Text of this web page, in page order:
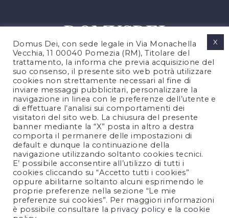
PRIVACY POLICY
COOKIES POLICY
NOTE LEGALI
CONTATTACI
FOLLOW US
Domus Dei, con sede legale in Via Monachella
Vecchia, 11 00040 Pomezia (RM), Titolare del
trattamento, la informa che previa acquisizione del
suo consenso, il presente sito web potrà utilizzare
cookies non strettamente necessari al fine di
inviare messaggi pubblicitari, personalizzare la
navigazione in linea con le preferenze dell’utente e
di effettuare l’analisi sui comportamenti dei
visitatori del sito web. La chiusura del presente
banner mediante la “X” posta in altro a destra
comporta il permanere delle impostazioni di
default e dunque la continuazione della
navigazione utilizzando soltanto cookies tecnici.
E’ possibile acconsentire all’utilizzo di tutti i
cookies cliccando su “Accetto tutti i cookies”
oppure abilitarne soltanto alcuni esprimendo le
proprie preferenze nella sezione “Le mie
preferenze sui cookies”. Per maggiori informazioni
è possibile consultare la privacy policy e la cookie
X